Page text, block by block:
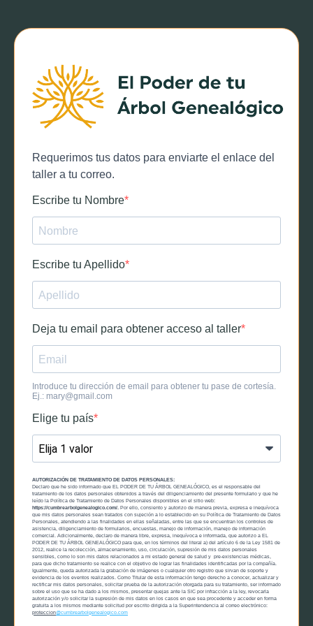
Requerimos tus datos para enviarte el enlace del
taller a tu correo.
Escribe tu Nombre
Escribe tu Apellido
Deja tu email para obtener acceso al taller
Introduce tu dirección de email para obtener tu pase de cortesía.
Ej.: mary@gmail.com
Elige tu país
AUTORIZACIÓN DE TRATAMIENTO DE DATOS PERSONALES:
Declaro que he sido informado que EL PODER DE TU ÁRBOL GENEALÓGICO, es el responsable del
tratamiento de los datos personales obtenidos a través del diligenciamiento del presente formulario y que he
leído la Política de Tratamiento de Datos Personales disponibles en el sitio web:
https://cumbrearbolgenealogico.com/.
Por ello, consiento y autorizo de manera previa, expresa e inequívoca
que mis datos personales sean tratados con sujeción a lo establecido en su Política de Tratamiento de Datos
Personales, atendiendo a las finalidades en ellas señaladas, entre las que se encuentran los controles de
asistencia, diligenciamiento de formularios, encuestas, manejo de información, manejo de información
comercial. Adicionalmente, declaro de manera libre, expresa, inequívoca e informada, que autorizo a EL
PODER DE TU ÁRBOL GENEALÓGICO para que, en los términos del literal a) del artículo 6 de la Ley 1581 de
2012, realice la recolección, almacenamiento, uso, circulación, supresión de mis datos personales
sensibles, como lo son mis datos relacionados a mi estado general de salud y pre-existencias médicas,
para que dicho tratamiento se realice con el objetivo de lograr las finalidades identificadas por la compañía.
Igualmente, queda autorizada la grabación de imágenes o cualquier otro registro que sirvan de soporte y
evidencia de los eventos realizados. Como Titular de esta información tengo derecho a conocer, actualizar y
rectificar mis datos personales, solicitar prueba de la autorización otorgada para su tratamiento, ser informado
sobre el uso que se ha dado a los mismos, presentar quejas ante la SIC por infracción a la ley, revocarla
autorización y/o solicitar la supresión de mis datos en los casos en que sea procedente y acceder en forma
gratuita a los mismos mediante solicitud por escrito dirigida a la Superintendencia al correo electrónico:
proteccion@cumbrearbolgenealogico.com